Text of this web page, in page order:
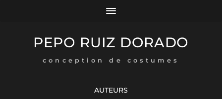
PEPO RUIZ DORADO
conception de costumes
AUTEURS